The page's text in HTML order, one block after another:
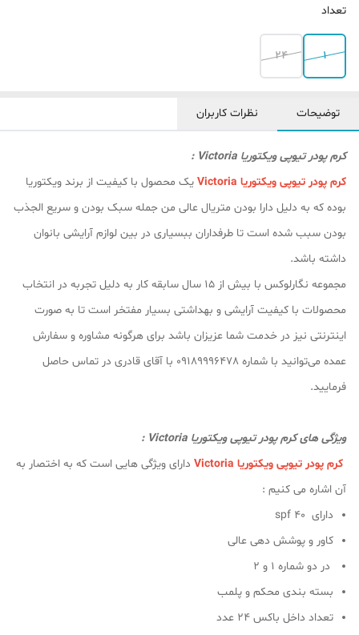
تعداد
1
24
توضیحات نظرات کاربران
کرم پودر تیوپی ویکتوریا Victoria :
کرم پودر تیوپی ویکتوریا Victoria
یک محصول با کیفیت از برند ویکتوریا
بوده که به دلیل دارا بودن متریال عالی من جمله سبک بودن و سریع الجذب
بودن سبب شده است تا طرفداران ببسیاری در بین لوازم آرایشی بانوان
داشته باشد.
مجموعه نگارلوکس با بیش از ۱۵ سال سابقه کار به دلیل تجربه در انتخاب
محصولات با کیفیت آرایشی و بهداشتی بسیار مفتخر است تا به صورت
اینترنتی نیز در خدمت شما عزیزان باشد برای هرگونه مشاوره و سفارش
عمده می‌توانید با شماره 09189996478 با آقای قادری در تماس حاصل
فرمایید.
ویژگی های کرم پودر تیوپی ویکتوریا Victoria :
کرم پودر تیوپی ویکتوریا Victoria
دارای ویژگی هایی است که به اختصار به
آن اشاره می کنیم :
دارای spf 40
کاور و پوشش دهی عالی
در دو شماره 1 و 2
بسته بندی محکم و پلمب
تعداد داخل باکس 24 عدد